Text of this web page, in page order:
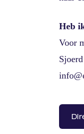
Heb
Voor